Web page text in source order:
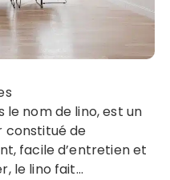
le nom de lino, est un
constitué de
facile d’entretien et
le lino fait…